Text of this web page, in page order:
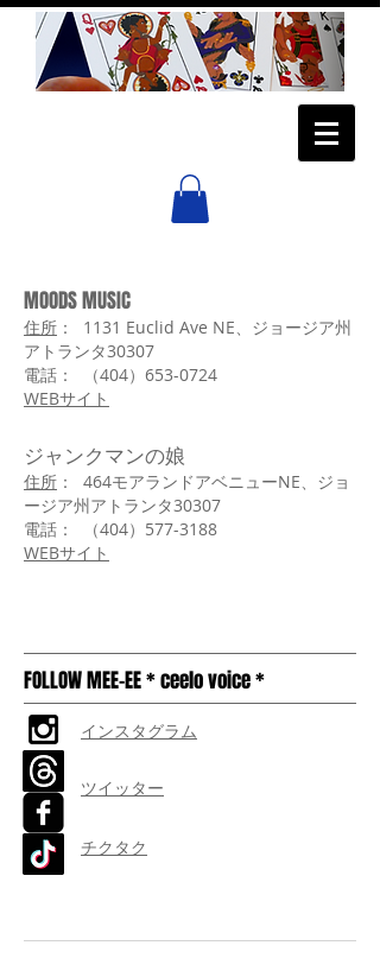
MOODS MUSIC
住所 ： 1131 Euclid Ave NE、ジョージア州
アトランタ30307
電話： （404）653-0724
WEBサイト
ジャンクマンの娘
住所 ： 464モアランドアベニューNE、ジョ
ージア州アトランタ30307
電話： （404）577-3188
WEBサイト
FOLLOW MEE-EE * ceelo voice *
インスタグラム
ツイッター
チクタク